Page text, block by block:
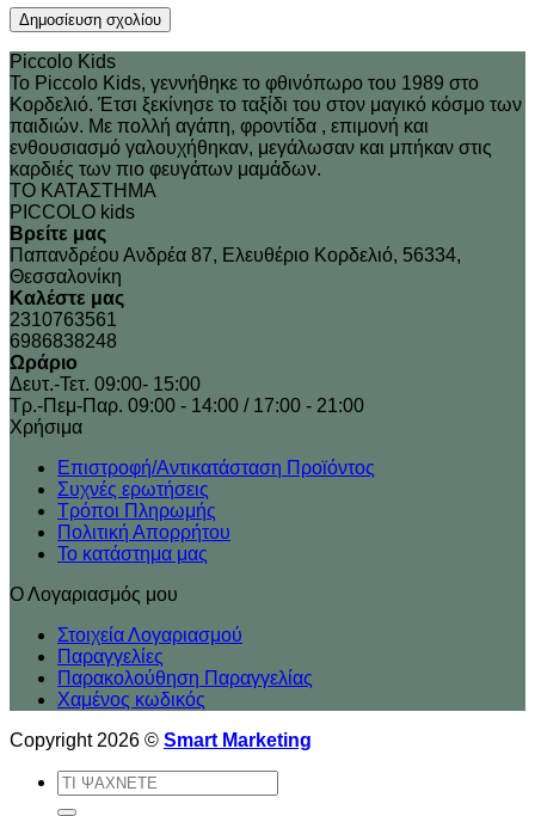
Piccolo Kids
Το Piccolo Kids, γεννήθηκε το φθινόπωρο του 1989 στo
Κορδελιό. Έτσι ξεκίνησε το ταξίδι του στον μαγικό κόσμο των
παιδιών. Με πολλή αγάπη, φροντίδα , επιμονή και
ενθουσιασμό γαλουχήθηκαν, μεγάλωσαν και μπήκαν στις
καρδιές των πιο φευγάτων μαμάδων.
ΤΟ ΚΑΤΑΣΤΗΜΑ
PICCOLO kids
Βρείτε μας
Παπανδρέου Ανδρέα 87, Ελευθέριο Κορδελιό, 56334,
Θεσσαλονίκη
Καλέστε μας
2310763561
6986838248
Ωράριο
Δευτ.-Τετ. 09:00- 15:00
Τρ.-Πεμ-Παρ. 09:00 - 14:00 / 17:00 - 21:00
Xρήσιμα
Επιστροφή/Αντικατάσταση Προϊόντος
Συχνές ερωτήσεις
Τρόποι Πληρωμής
Πολιτική Απορρήτου
Το κατάστημα μας
Ο Λογαριασμός μου
Στοιχεία Λογαριασμού
Παραγγελίες
Παρακολούθηση Παραγγελίας
Χαμένος κωδικός
Copyright 2026 © Smart Marketing
Αναζήτηση
για: